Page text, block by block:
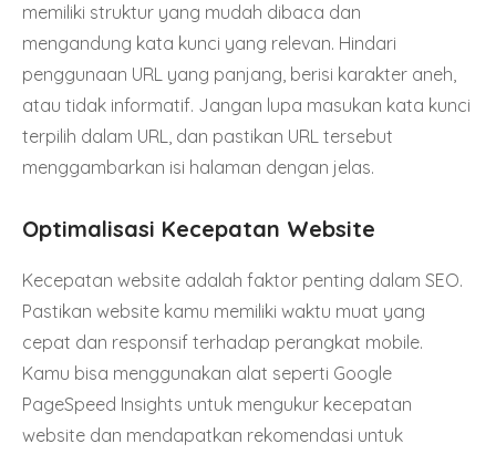
memiliki struktur yang mudah dibaca dan
mengandung kata kunci yang relevan. Hindari
penggunaan URL yang panjang, berisi karakter aneh,
atau tidak informatif. Jangan lupa masukan kata kunci
terpilih dalam URL, dan pastikan URL tersebut
menggambarkan isi halaman dengan jelas.
Optimalisasi Kecepatan Website
Kecepatan website adalah faktor penting dalam SEO.
Pastikan website kamu memiliki waktu muat yang
cepat dan responsif terhadap perangkat mobile.
Kamu bisa menggunakan alat seperti Google
PageSpeed Insights untuk mengukur kecepatan
website dan mendapatkan rekomendasi untuk